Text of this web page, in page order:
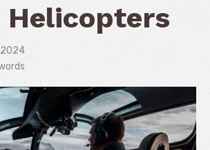
Helicopters